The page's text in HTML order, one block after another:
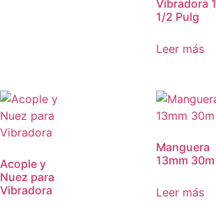
Vibradora 1
1/2 Pulg
Leer más
Acople y
Nuez para
Vibradora
Manguera
13mm 30m
Leer más